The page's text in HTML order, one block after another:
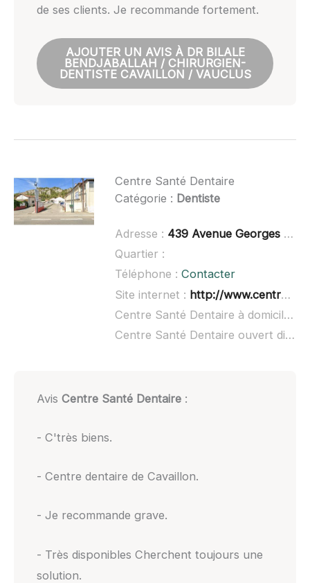
de ses clients. Je recommande fortement.
AJOUTER UN AVIS À DR BILALE
BENDJABALLAH / CHIRURGIEN-
DENTISTE CAVAILLON / VAUCLUS
Centre Santé Dentaire
Catégorie : Dentiste
Adresse : 439 Avenue Georges Clemenceau, 84300 Cavaillon
Quartier :
Téléphone : Contacter
Site internet : http://www.centres-sante-mutualistes.fr/offre-soins/dentaires-n302
Centre Santé Dentaire à domicile :
Centre Santé Dentaire ouvert dimanche :
Avis Centre Santé Dentaire:
- C'très biens.
- Centre dentaire de Cavaillon.
- Je recommande grave.
- Très disponibles Cherchent toujours une
solution.